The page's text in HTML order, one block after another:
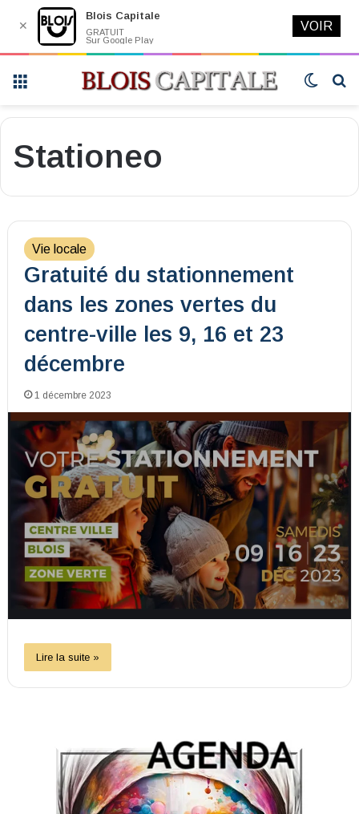
Switch
Stationeo
Vie locale
Gratuité du stationnement
dans les zones vertes du
centre-ville les 9, 16 et 23
décembre
1 décembre 2023
Lire la suite »
✕
Blois Capitale
GRATUIT
Sur Google Play
VOIR